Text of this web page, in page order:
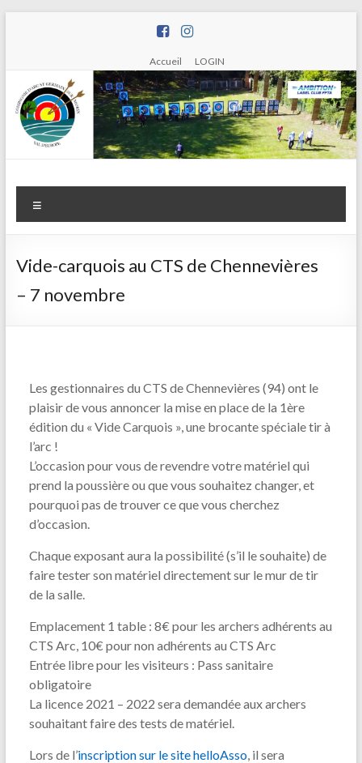
Accueil LOGIN
Compagnie
d'arc de
Saint
Germain
Vide-carquois au CTS de Chennevières
– 7 novembre
Les gestionnaires du CTS de Chennevières (94) ont le
plaisir de vous annoncer la mise en place de la 1ère
édition du « Vide Carquois », une brocante spéciale tir à
l’arc !
L’occasion pour vous de revendre votre matériel qui
prend la poussière ou que vous souhaitez changer, et
pourquoi pas de trouver ce que vous cherchez
d’occasion.
Chaque exposant aura la possibilité (s’il le souhaite) de
faire tester son matériel directement sur le mur de tir
de la salle.
Emplacement 1 table : 8€ pour les archers adhérents au
CTS Arc, 10€ pour non adhérents au CTS Arc
Entrée libre pour les visiteurs : Pass sanitaire
obligatoire
La licence 2021 – 2022 sera demandée aux archers
souhaitant faire des tests de matériel.
Lors de l’inscription sur le site helloAsso, il sera